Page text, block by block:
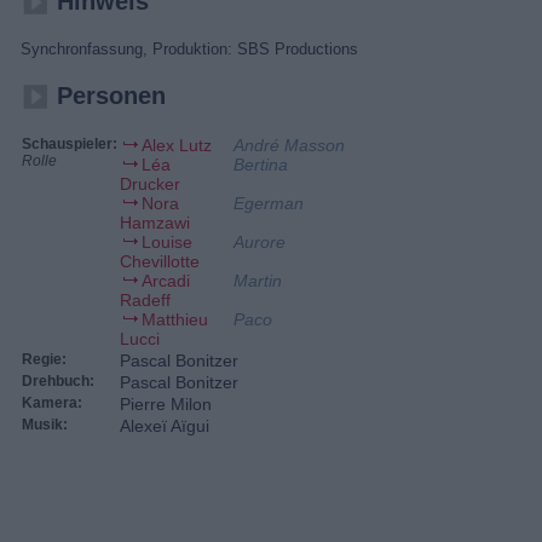
Synchronfassung, Produktion: SBS Productions
Personen
Schauspieler:
Rolle
Alex Lutz
André Masson
Léa
Drucker
Bertina
Nora
Hamzawi
Egerman
Louise
Chevillotte
Aurore
Arcadi
Radeff
Martin
Matthieu
Lucci
Paco
Regie: Pascal Bonitzer
Drehbuch: Pascal Bonitzer
Kamera: Pierre Milon
Musik: Alexeï Aïgui